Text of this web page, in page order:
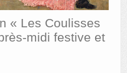
« Les Coulisses
midi festive et